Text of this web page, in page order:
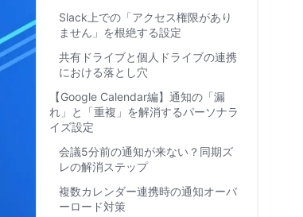
Slack上での「アクセス権限があり
ません」を根絶する設定
共有ドライブと個人ドライブの連携
における落とし穴
【Google Calendar編】通知の「漏
れ」と「重複」を解消するパーソナラ
イズ設定
会議5分前の通知が来ない？同期ズ
レの解消ステップ
複数カレンダー連携時の通知オーバ
ーロード対策